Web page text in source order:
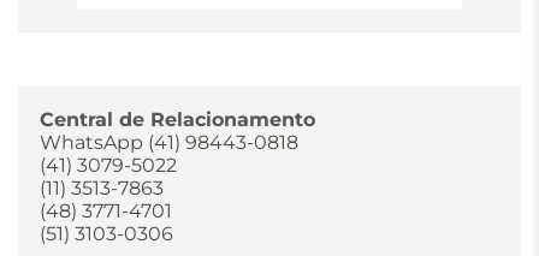
Central de Relacionamento
WhatsApp (41) 98443-0818
(41) 3079-5022
(11) 3513-7863
(48) 3771-4701
(51) 3103-0306